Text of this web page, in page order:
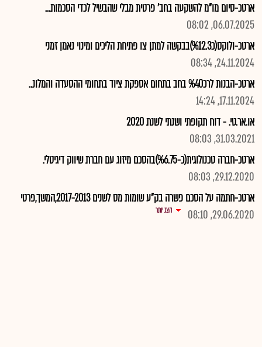
ארטכ-סיום מו"מ להשקעה בחב' פרטית מבלי שהבשיל לכדי הסכמות...
06.07.2025, 08:02
ארטכ-ולוקס(כ%12.3)בבקשה למתן צו פתיחת הליכים ומינוי נאמן זמני
24.11.2024, 08:34
ארטכ-הבנות לרכ%40 בחב בתחום אספקת ציוד בתחומי ההסעדה והמלונ..
17.11.2024, 14:24
או.אר.טי. - דוח תקופתי ושנתי לשנת 2020
31.03.2021, 08:03
ארטכ-חברה טכנולוגית(כ-%6.75)בהסכם מיזוג עם חברת שיווק דיגיטלי.
29.12.2020, 08:03
ארטכ-חתמה על הסכם פשרה בק"ע שומות מס לשנים 2017-2013,המשך,פרטי
29.06.2020, 08:10
הצג יותר